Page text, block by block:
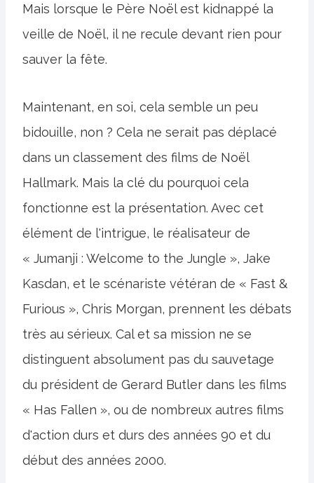
Mais lorsque le Père Noël est kidnappé la
veille de Noël, il ne recule devant rien pour
sauver la fête.
Maintenant, en soi, cela semble un peu
bidouille, non ? Cela ne serait pas déplacé
dans un classement des films de Noël
Hallmark. Mais la clé du pourquoi cela
fonctionne est la présentation. Avec cet
élément de l'intrigue, le réalisateur de
« Jumanji : Welcome to the Jungle », Jake
Kasdan, et le scénariste vétéran de « Fast &
Furious », Chris Morgan, prennent les débats
très au sérieux. Cal et sa mission ne se
distinguent absolument pas du sauvetage
du président de Gerard Butler dans les films
« Has Fallen », ou de nombreux autres films
d'action durs et durs des années 90 et du
début des années 2000.